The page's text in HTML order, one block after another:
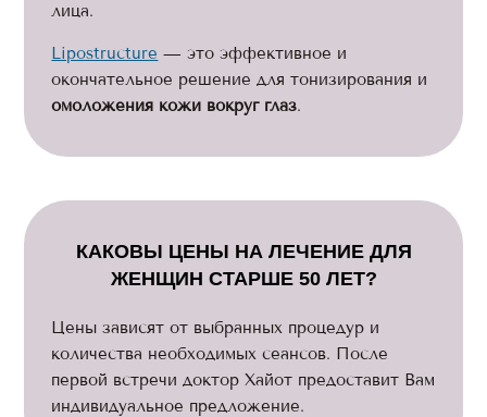
лица.
Lipostructure — это эффективное и
окончательное решение для тонизирования и
омоложения кожи вокруг глаз.
КАКОВЫ ЦЕНЫ НА ЛЕЧЕНИЕ ДЛЯ
ЖЕНЩИН СТАРШЕ 50 ЛЕТ?
Цены зависят от выбранных процедур и
количества необходимых сеансов. После
первой встречи доктор Хайот предоставит Вам
индивидуальное предложение.